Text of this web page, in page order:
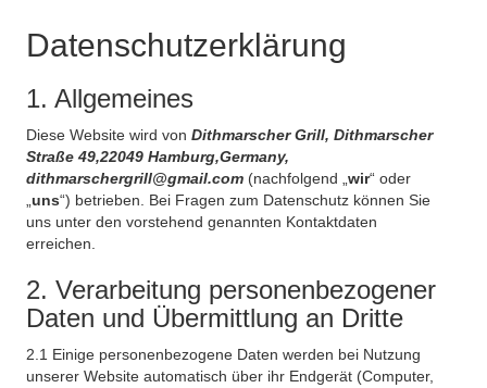
Datenschutzerklärung
1. Allgemeines
Diese Website wird von Dithmarscher Grill, Dithmarscher
Straße 49,22049 Hamburg,Germany,
dithmarschergrill@gmail.com (nachfolgend „ wir“ oder
uns“) betrieben. Bei Fragen zum Datenschutz können Sie
uns unter den vorstehend genannten Kontaktdaten
erreichen.
2. Verarbeitung personenbezogener
Daten und Übermittlung an Dritte
2.1 Einige personenbezogene Daten werden bei Nutzung
unserer Website automatisch über ihr Endgerät (Computer,